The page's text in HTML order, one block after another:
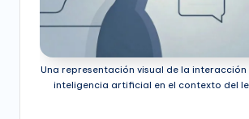
D
Una representación visual de la interacción
inteligencia artificial en el contexto del